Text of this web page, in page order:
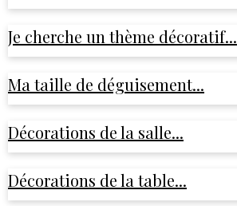
Je cherche un thème décoratif...
Ma taille de déguisement...
Décorations de la salle...
Décorations de la table...